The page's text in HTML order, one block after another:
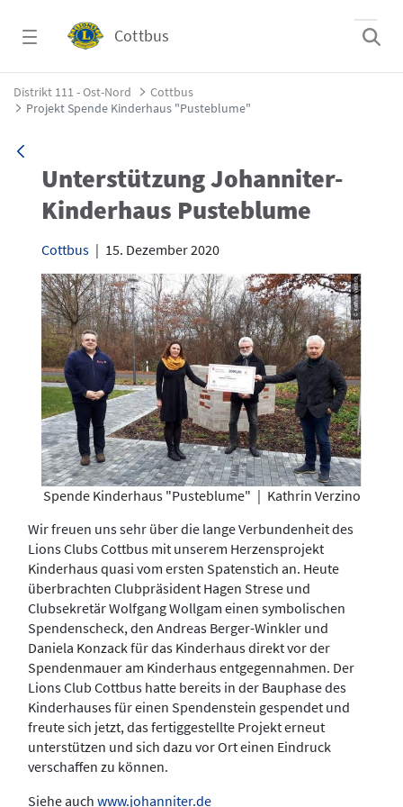
Cottbus
Projekt Spende Kinderhaus
Distrikt 111 - Ost-Nord
Cottbus
Projekt Spende Kinderhaus "Pusteblume"
Unterstützung Johanniter-
Kinderhaus Pusteblume
Cottbus | 15. Dezember 2020
Spende Kinderhaus "Pusteblume" | Kathrin Verzino
Wir freuen uns sehr über die lange Verbundenheit des
Lions Clubs Cottbus mit unserem Herzensprojekt
Kinderhaus quasi vom ersten Spatenstich an. Heute
überbrachten Clubpräsident Hagen Strese und
Clubsekretär Wolfgang Wollgam einen symbolischen
Spendenscheck, den Andreas Berger-Winkler und
Daniela Konzack für das Kinderhaus direkt vor der
Spendenmauer am Kinderhaus entgegennahmen. Der
Lions Club Cottbus hatte bereits in der Bauphase des
Kinderhauses für einen Spendenstein gespendet und
freute sich jetzt, das fertiggestellte Projekt erneut
unterstützen und sich dazu vor Ort einen Eindruck
verschaffen zu können.
Siehe auch www.johanniter.de